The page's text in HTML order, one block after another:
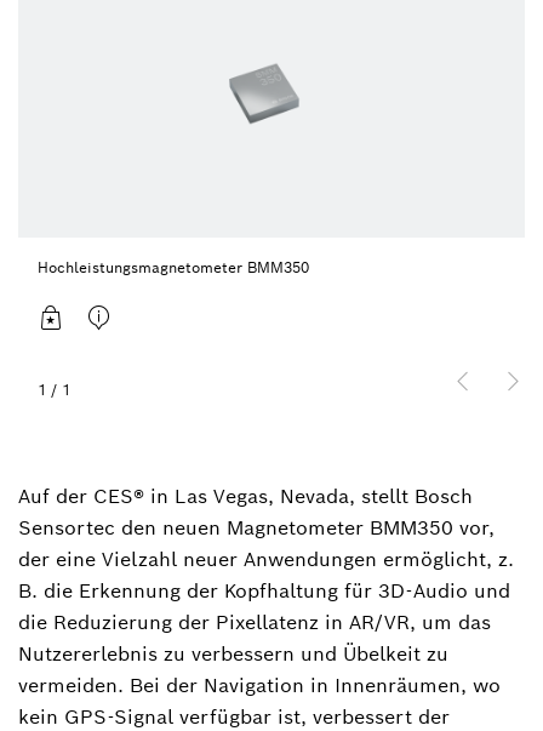
Hochleistungsmagnetometer BMM350
1 / 1
Auf der CES® in Las Vegas, Nevada, stellt Bosch
Sensortec den neuen Magnetometer BMM350 vor,
der eine Vielzahl neuer Anwendungen ermöglicht, z.
B. die Erkennung der Kopfhaltung für 3D-Audio und
die Reduzierung der Pixellatenz in AR/VR, um das
Nutzererlebnis zu verbessern und Übelkeit zu
vermeiden. Bei der Navigation in Innenräumen, wo
kein GPS-Signal verfügbar ist, verbessert der